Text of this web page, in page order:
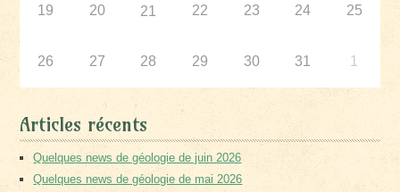
19 20 21 22 23 24 25
26 27 28 29 30 31 1
Articles récents
Quelques news de géologie de juin 2026
Quelques news de géologie de mai 2026